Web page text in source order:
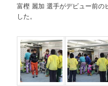
富樫 麗加 選手がデビュー前の
した。